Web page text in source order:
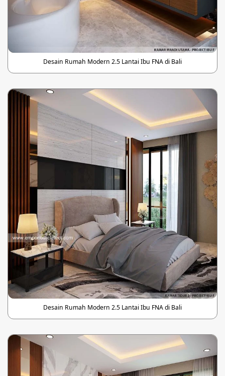
Desain Rumah Modern 2.5 Lantai Ibu FNA di Bali
Desain Rumah Modern 2.5 Lantai Ibu FNA di Bali